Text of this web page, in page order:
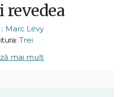
revedea
Marc Lévy
Trei
mai mult